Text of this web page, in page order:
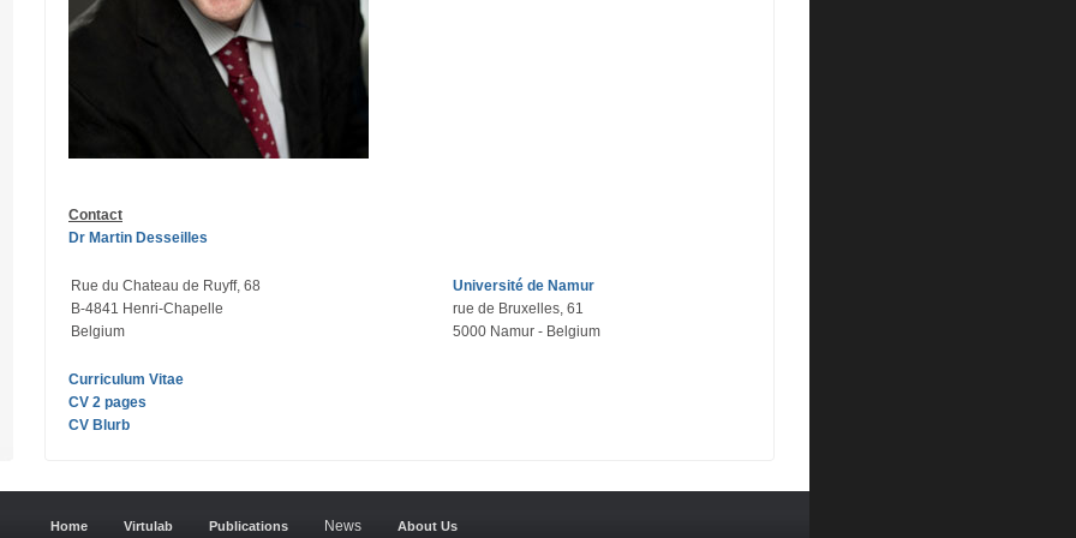
Contact
Dr Martin Desseilles
Rue du Chateau de Ruyff, 68
B-4841 Henri-Chapelle
Belgium
Université de Namur
rue de Bruxelles, 61
5000 Namur - Belgium
Curriculum Vitae
CV 2 pages
CV Blurb
Home Virtulab Publications News About Us